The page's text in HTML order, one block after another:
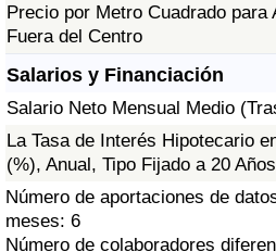
Precio por Metro Cuadrado para
Fuera del Centro
Salarios y Financiación
Salario Neto Mensual Medio
La Tasa de Interés Hipotecario
(%), Anual, Tipo Fijado a 20 Años
Número de aportaciones de
meses: 6
Número de colaboradores
Sanidad
Índice de Sanidad (Actual)
Índice de Sanidad
Índice de Sanidad por País
Contaminación